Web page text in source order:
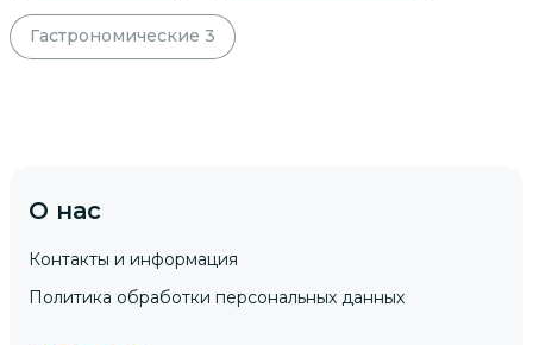
Гастрономические 3
О нас
Контакты и информация
Политика обработки персональных данных